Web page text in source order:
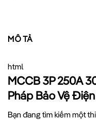
MÔ TẢ
html
MCCB 3P 250A
Pháp Bảo Vệ
Bạn đang tìm kiếm một